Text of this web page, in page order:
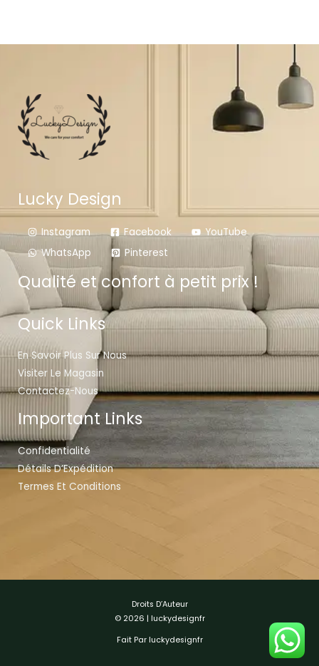
Lucky Design
Instagram Facebook
YouTube
WhatsApp
Pinterest
Qualité et confort à petit prix !
Quick Links
En Savoir Plus Sur Nous
Visiter Le Magasin
Contactez-Nous
Important Links
Confidentialité
Détails D’Expédition
Termes Et Conditions
Droits D’Auteur
© 2026 | luckydesignfr
Fait Par luckydesignfr